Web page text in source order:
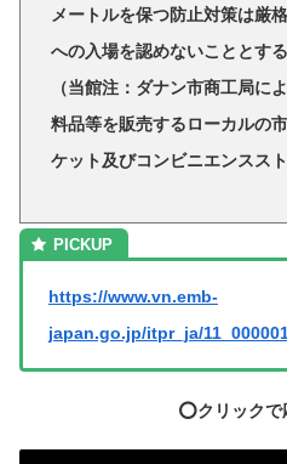
メートルを保つ防止対策は厳
への入場を認めないこととする
（当館注：ダナン市商工局に
料品等を販売するローカルの
ケット及びコンビニエンススト
https://www.vn.emb-
japan.go.jp/itpr_ja/
⭕️クリック